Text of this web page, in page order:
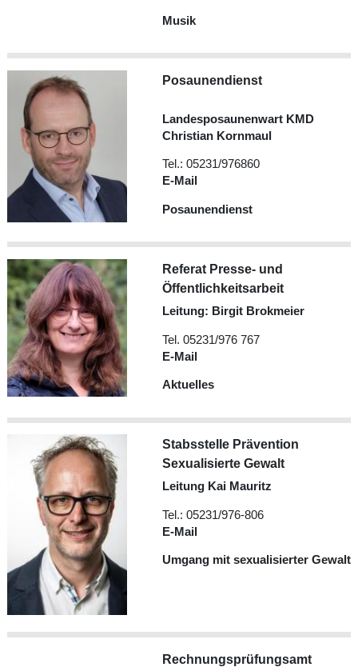
Musik
Posaunendienst
Landesposaunenwart KMD
Christian Kornmaul
Tel.: 05231/976860
E-Mail
Posaunendienst
Referat Presse- und
Öffentlichkeitsarbeit
Leitung: Birgit Brokmeier
Tel. 05231/976 767
E-Mail
Aktuelles
Stabsstelle Prävention
Sexualisierte Gewalt
Leitung Kai Mauritz
Tel.: 05231/976-806
E-Mail
Umgang mit sexualisierter Gewalt
Rechnungsprüfungsamt